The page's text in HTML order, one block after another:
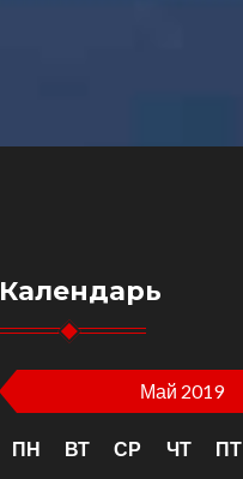
Календарь
Май 2019
ПН ВТ СР ЧТ ПТ